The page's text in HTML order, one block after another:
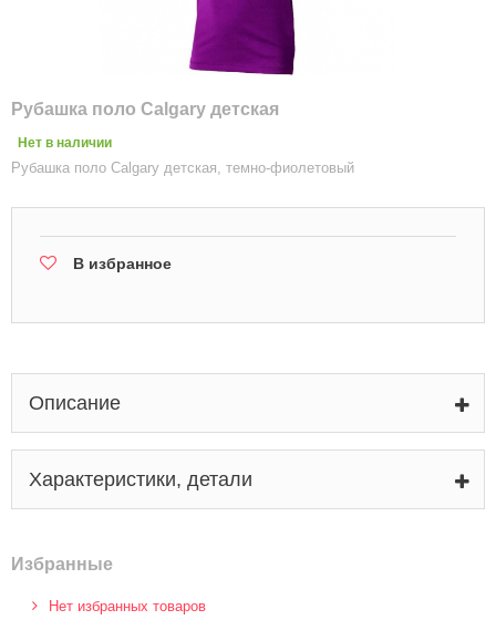
Рубашка поло Calgary детская
Нет в наличии
Рубашка поло Calgary детская, темно-фиолетовый
В избранное
Описание
Характеристики, детали
Избранные
Нет избранных товаров